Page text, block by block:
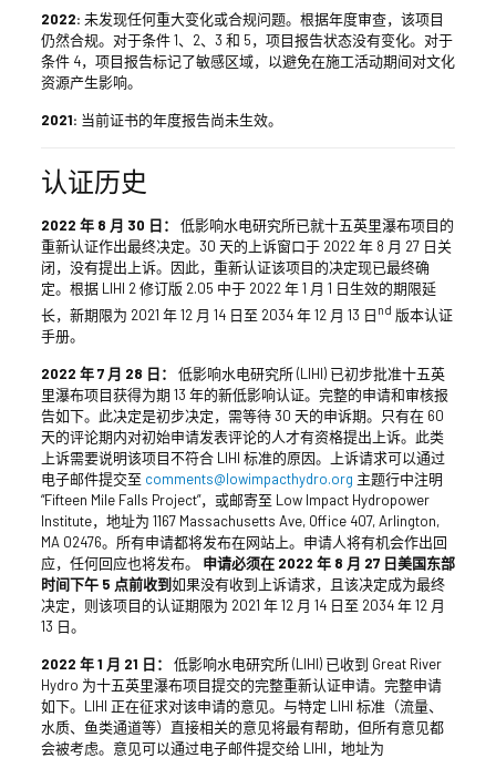
2022: 未发现任何重大变化或合规问题。根据年度审查，该项目
仍然合规。对于条件 1、2、3 和 5，项目报告状态没有变化。对于
条件 4，项目报告标记了敏感区域，以避免在施工活动期间对文化
资源产生影响。
2021: 当前证书的年度报告尚未生效。
认证历史
2022 年 8 月 30 日：
低影响水电研究所已就十五英里瀑布项目的
重新认证作出最终决定。30 天的上诉窗口于 2022 年 8 月 27 日关
闭，没有提出上诉。因此，重新认证该项目的决定现已最终确
定。根据 LIHI 2 修订版 2.05 中于 2022 年 1 月 1 日生效的期限延
长，新期限为 2021 年 12 月 14 日至 2034 年 12 月 13 日 nd 版本认证
手册。
2022 年 7 月 28 日：
低影响水电研究所 (LIHI) 已初步批准十五英
里瀑布项目获得为期 13 年的新低影响认证。完整的申请和审核报
告如下。此决定是初步决定，需等待 30 天的申诉期。只有在 60
天的评论期内对初始申请发表评论的人才有资格提出上诉。此类
上诉需要说明该项目不符合 LIHI 标准的原因。上诉请求可以通过
电子邮件提交至 comments@lowimpacthydro.org 主题行中注明
“Fifteen Mile Falls Project”，或邮寄至 Low Impact Hydropower
Institute，地址为 1167 Massachusetts Ave, Office 407, Arlington,
MA 02476。所有申请都将发布在网站上。申请人将有机会作出回
应，任何回应也将发布。 申请必须在 2022 年 8 月 27 日美国东部
时间下午 5 点前收到如果没有收到上诉请求，且该决定成为最终
决定，则该项目的认证期限为 2021 年 12 月 14 日至 2034 年 12 月
13 日。
2022 年 1 月 21 日： 低影响水电研究所 (LIHI) 已收到 Great River
Hydro 为十五英里瀑布项目提交的完整重新认证申请。完整申请
如下。LIHI 正在征求对该申请的意见。与特定 LIHI 标准（流量、
水质、鱼类通道等）直接相关的意见将最有帮助，但所有意见都
会被考虑。意见可以通过电子邮件提交给 LIHI，地址为